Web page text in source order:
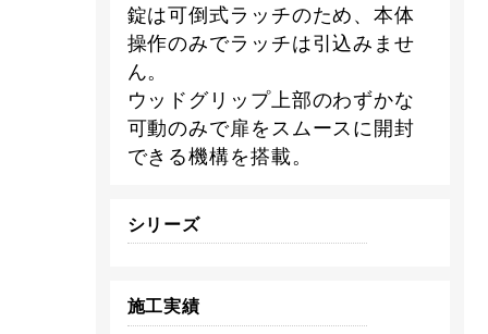
錠は可倒式ラッチのため、本体
操作のみでラッチは引込みませ
ん。
ウッドグリップ上部のわずかな
可動のみで扉をスムースに開封
できる機構を搭載。
シリーズ
施工実績